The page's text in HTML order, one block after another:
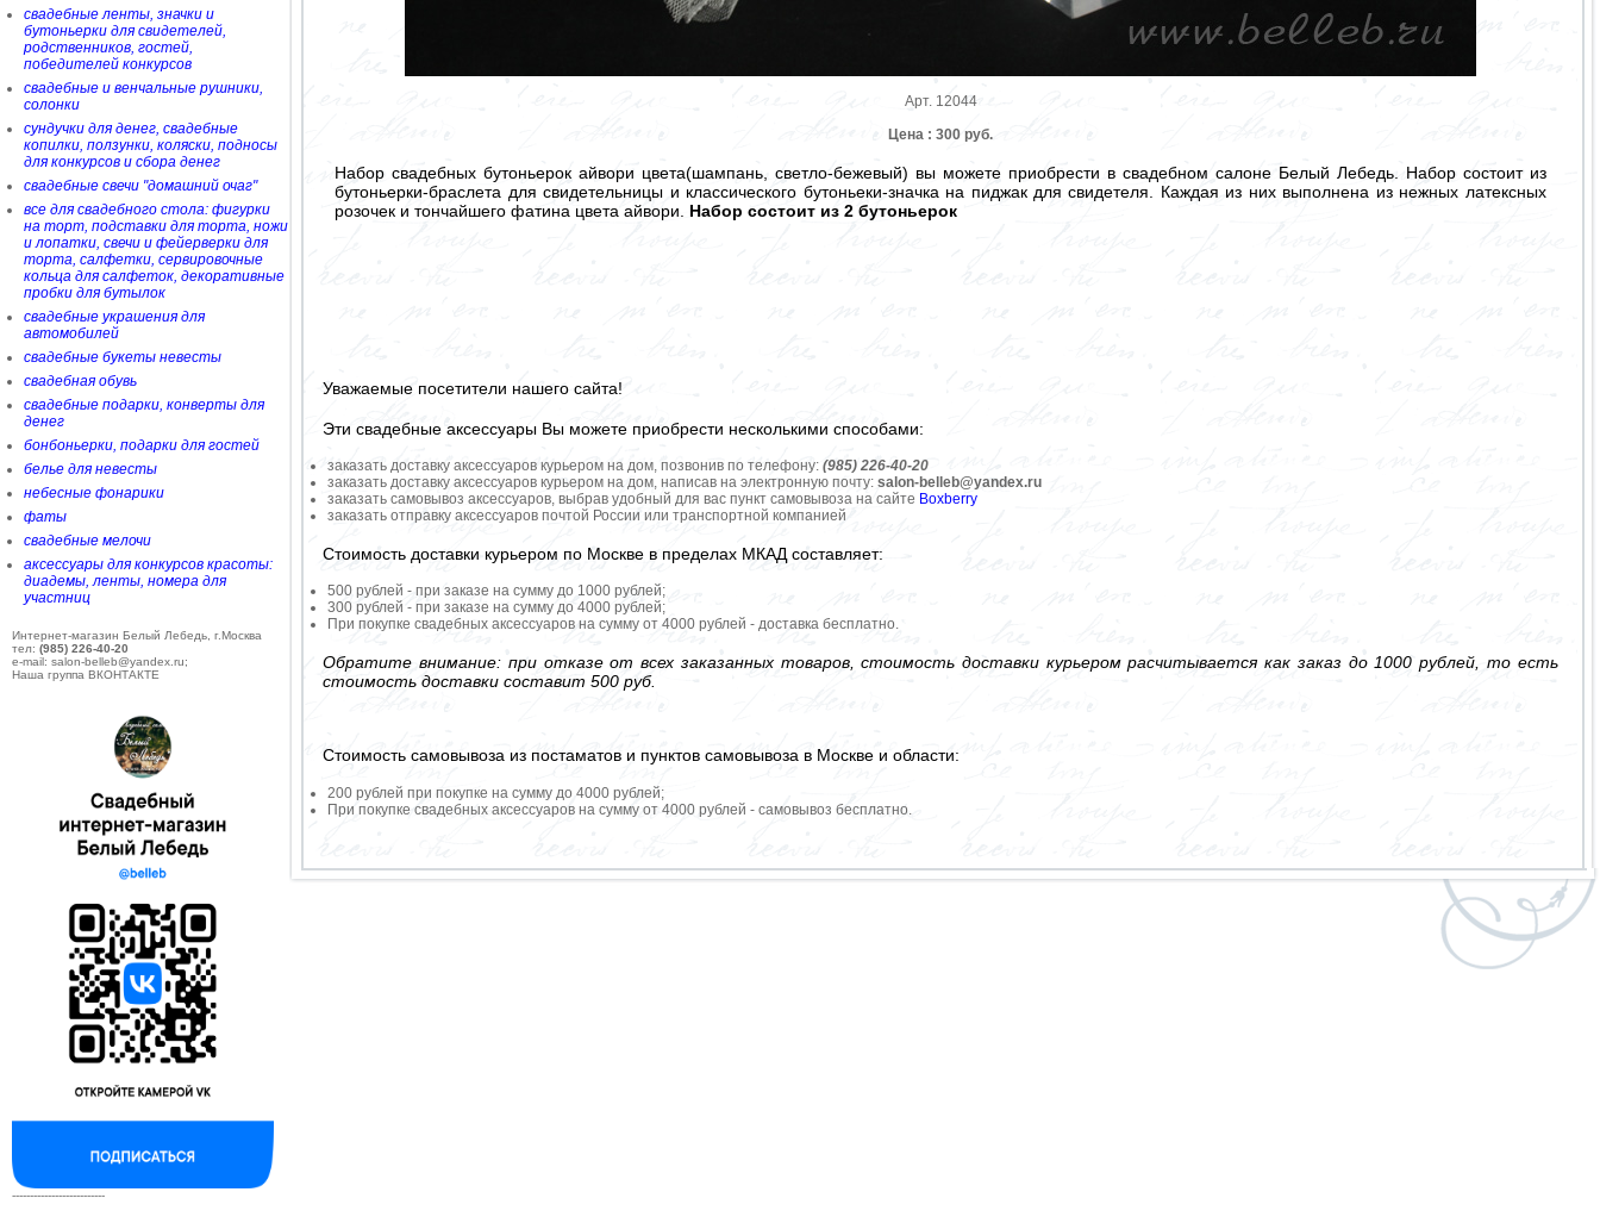
свадебные ленты, значки и
бутоньерки для свидетелей,
родственников, гостей,
победителей конкурсов
свадебные и венчальные рушники,
солонки
сундучки для денег, свадебные
копилки, ползунки, коляски, подносы
для конкурсов и сбора денег
свадебные свечи "домашний очаг"
все для свадебного стола: фигурки
на торт, подставки для торта, ножи
и лопатки, свечи и фейерверки для
торта, салфетки, сервировочные
кольца для салфеток, декоративные
пробки для бутылок
свадебные украшения для
автомобилей
свадебные букеты невесты
свадебная обувь
свадебные подарки, конверты для
денег
бонбоньерки, подарки для гостей
белье для невесты
небесные фонарики
фаты
свадебные мелочи
аксессуары для конкурсов красоты:
диадемы, ленты, номера для
участниц
Интернет-магазин Белый Лебедь, г.Москва
тел: (985) 226-40-20
e-mail: salon-belleb@yandex.ru;
Наша группа ВКОНТАКТЕ
--------------------------
Арт. 12044
Цена : 300 руб.
Набор свадебных бутоньерок айвори цвета(шампань, светло-бежевый) вы можете приобрести в свадебном салоне Белый Лебедь. Набор состоит из
бутоньерки-браслета для свидетельницы и классического бутоньеки-значка на пиджак для свидетеля. Каждая из них выполнена из нежных латексных
розочек и тончайшего фатина цвета айвори. Набор состоит из 2 бутоньерок
Уважаемые посетители нашего сайта!
Эти свадебные аксессуары Вы можете приобрести несколькими способами:
заказать доставку аксессуаров курьером на дом, позвонив по телефону: (985) 226-40-20
заказать доставку аксессуаров курьером на дом, написав на электронную почту: salon-belleb@yandex.ru
заказать самовывоз аксессуаров, выбрав удобный для вас пункт самовывоза на сайте Boxberry
заказать отправку аксессуаров почтой России или транспортной компанией
Стоимость доставки курьером по Москве в пределах МКАД составляет:
500 рублей - при заказе на сумму до 1000 рублей;
300 рублей - при заказе на сумму до 4000 рублей;
При покупке свадебных аксессуаров на сумму от 4000 рублей - доставка бесплатно.
Обратите внимание: при отказе от всех заказанных товаров, стоимость доставки курьером расчитывается как заказ до 1000 рублей, то есть
стоимость доставки составит 500 руб.
Стоимость самовывоза из постаматов и пунктов самовывоза в Москве и области:
200 рублей при покупке на сумму до 4000 рублей;
При покупке свадебных аксессуаров на сумму от 4000 рублей - самовывоз бесплатно.